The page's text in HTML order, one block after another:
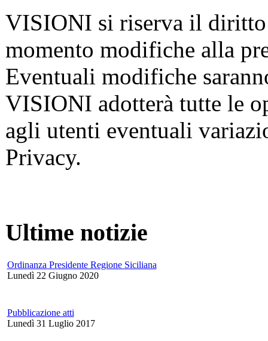
VISIONI si riserva il
momento modifiche alla
Eventuali modifiche
VISIONI adotterà tutte le
agli utenti eventuali
Privacy.
Ultime notizie
Ordinanza Presidente Regione Siciliana
Lunedì 22 Giugno 2020
Pubblicazione atti
Lunedì 31 Luglio 2017